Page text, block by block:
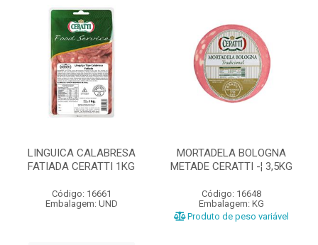
LINGUICA CALABRESA
FATIADA CERATTI 1KG
Código: 16661
Embalagem: UND
MORTADELA BOLOGNA
METADE CERATTI -¦ 3,5KG
Código: 16648
Embalagem: KG
Produto de peso variável